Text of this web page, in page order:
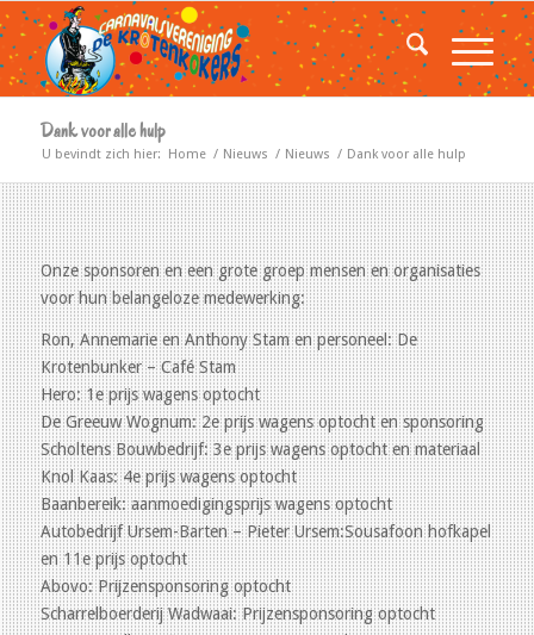
Dank voor alle hulp
U bevindt zich hier: Home / Nieuws / Nieuws / Dank voor alle hulp
Onze sponsoren en een grote groep mensen en organisaties
voor hun belangeloze medewerking:
Ron, Annemarie en Anthony Stam en personeel: De
Krotenbunker – Café Stam
Hero: 1e prijs wagens optocht
De Greeuw Wognum: 2e prijs wagens optocht en sponsoring
Scholtens Bouwbedrijf: 3e prijs wagens optocht en materiaal
Knol Kaas: 4e prijs wagens optocht
Baanbereik: aanmoedigingsprijs wagens optocht
Autobedrijf Ursem-Barten – Pieter Ursem:Sousafoon hofkapel
en 11e prijs optocht
Abovo: Prijzensponsoring optocht
Scharrelboerderij Wadwaai: Prijzensponsoring optocht